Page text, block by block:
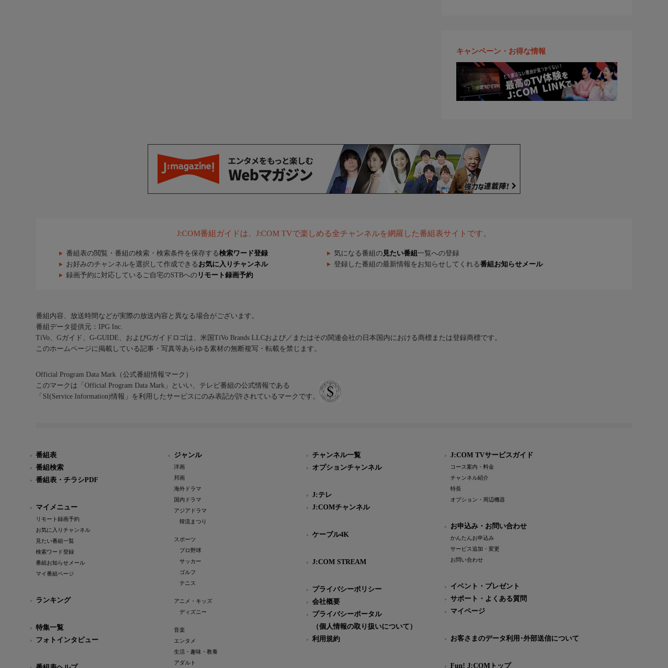
キャンペーン・お得な情報
J:COM番組ガイドは、J:COM TVで楽しめる全チャンネルを網羅した番組表サイトです。
番組表の閲覧・番組の検索・検索条件を保存する検索ワード登録 気になる番組の 見たい番組 一覧への登録
お好みのチャンネルを選択して作成できる お気に入りチャンネル 登録した番組の最新情報をお知らせしてくれる番組お知らせメール
録画予約に対応しているご自宅のSTBへの リモート録画予約
番組内容、放送時間などが実際の放送内容と異なる場合がございます。
番組データ提供元：IPG Inc.
TiVo、Gガイド、G-GUIDE、およびGガイドロゴは、米国TiVo Brands LLCおよび／またはその関連会社の日本国内における商標または登録商標です。
このホームページに掲載している記事・写真等あらゆる素材の無断複写・転載を禁じます。
Official Program Data Mark（公式番組情報マーク）
このマークは「Official Program Data Mark」といい、テレビ番組の公式情報である
「SI(Service Information)情報」を利用したサービスにのみ表記が許されているマークです。
番組表
番組検索
番組表・チラシPDF
マイメニュー
リモート録画予約
お気に入りチャンネル
見たい番組一覧
検索ワード登録
番組お知らせメール
マイ番組ページ
ランキング
特集一覧
フォトインタビュー
ジャンル
洋画
邦画
海外ドラマ
国内ドラマ
アジアドラマ
韓流まつり
スポーツ
プロ野球
サッカー
ゴルフ
テニス
アニメ・キッズ
ディズニー
音楽
エンタメ
生活・趣味・教養
アダルト
チャンネル一覧
オプションチャンネル
J:テレ
J:COMチャンネル
ケーブル4K
J:COM STREAM
プライバシーポリシー
会社概要
プライバシーポータル
（個人情報の取り扱いについて）
利用規約
J:COM TVサービスガイド
コース案内・料金
チャンネル紹介
特長
オプション・周辺機器
お申込み・お問い合わせ
かんたんお申込み
サービス追加・変更
お問い合わせ
イベント・プレゼント
サポート・よくある質問
マイページ
お客さまのデータ利用･外部送信について
Fun! J:COMトップ